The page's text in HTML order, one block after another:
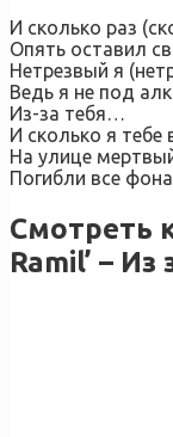
И сколько раз
Опять оставил
Нетрезвый я
Ведь я не под
Из-за тебя…
И сколько я тебе
На улице
Погибли все
Смотреть
Ramil’ – Из